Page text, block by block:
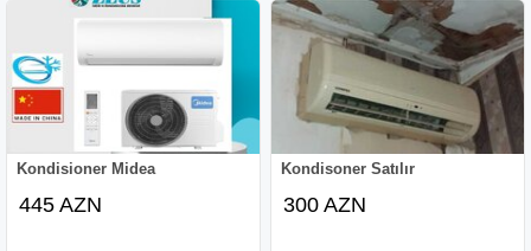
Kondisioner Midea
445 AZN
Kondisoner Satılır
300 AZN